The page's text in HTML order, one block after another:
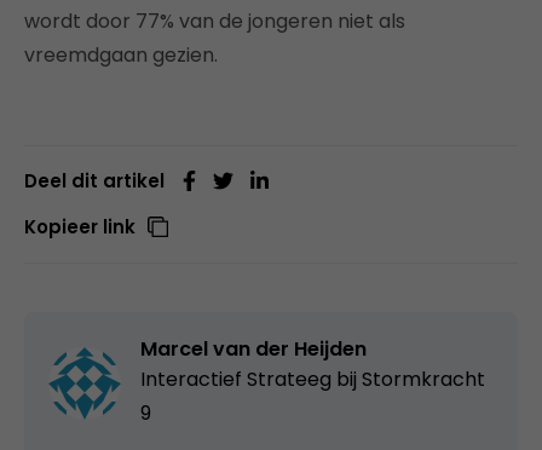
wordt door 77% van de jongeren niet als
vreemdgaan gezien.
Deel dit artikel
Kopieer link
Marcel van der Heijden
Interactief Strateeg bij Stormkracht
9